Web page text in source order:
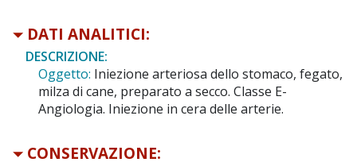
DATI ANALITICI:
DESCRIZIONE:
Oggetto: Iniezione arteriosa dello stomaco, fegato,
milza di cane, preparato a secco. Classe E-
Angiologia. Iniezione in cera delle arterie.
CONSERVAZIONE: